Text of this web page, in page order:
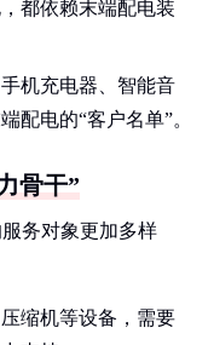
都依赖末端配电装
机充电器、智能音
配电的“客户名单”。
骨干”
务对象更加多样
缩机等设备，需要